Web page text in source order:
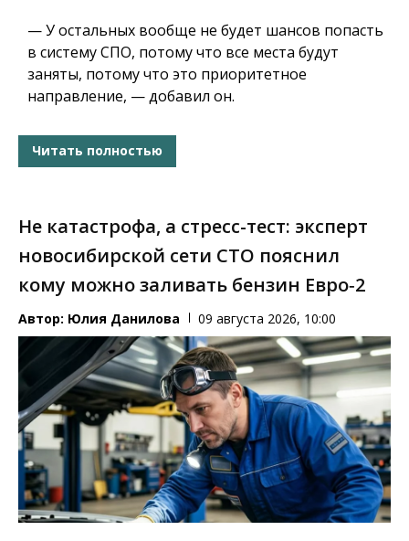
— У остальных вообще не будет шансов попасть
в систему СПО, потому что все места будут
заняты, потому что это приоритетное
направление, — добавил он.
Читать полностью
Не катастрофа, а стресс-тест: эксперт
новосибирской сети СТО пояснил
кому можно заливать бензин Евро‑2
Автор: Юлия Данилова 09 августа 2026, 10:00